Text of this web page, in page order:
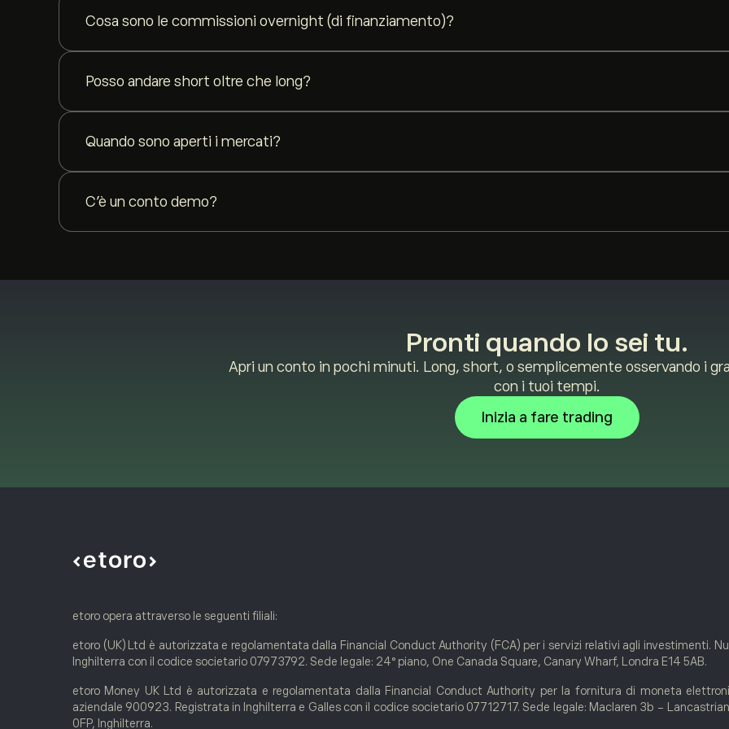
i guadagni, quindi le posizioni devono essere dimensionate e gestite con attenzione dal punto di vista del rischio. La
regolatrice.
Cosa sono le commissioni overnight (di finanziamento)?
aprire l'operazione. Leggilo prima.
Posso andare short oltre che long?
Quando sono aperti i mercati?
sessione globali per ciascuna classe di attività, indicati su ogni pagina dello strumento.
C'è un conto demo?
Pronti quando lo sei tu.
Apri un conto in pochi minuti. Long, short, o semplicemente osservando i
con i tuoi tempi.
Inizia a fare trading
etoro opera attraverso le seguenti filiali:
etoro (UK) Ltd è autorizzata e regolamentata dalla Financial Conduct Authority (FCA) per i servizi relativi agli investimenti.
Inghilterra con il codice societario 07973792. Sede legale: 24° piano, One Canada Square, Canary Wharf, Londra E14 5AB.
etoro Money UK Ltd è autorizzata e regolamentata dalla Financial Conduct Authority per la fornitura di moneta
aziendale 900923. Registrata in Inghilterra e Galles con il codice societario 07712717. Sede legale: Maclaren 3b -
0FP, Inghilterra.